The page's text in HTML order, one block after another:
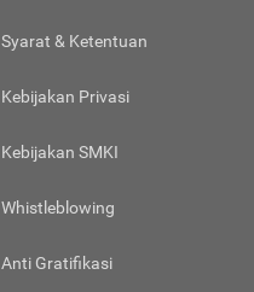
Syarat & Ketentuan
Kebijakan Privasi
Kebijakan SMKI
Whistleblowing
Anti Gratifikasi